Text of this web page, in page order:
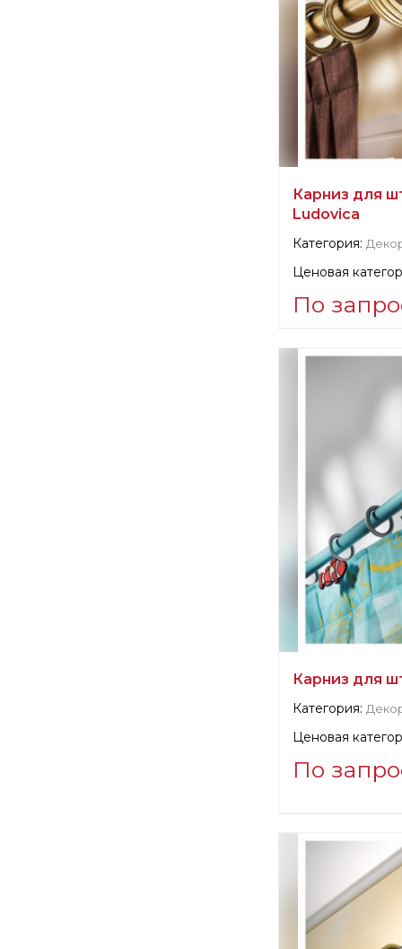
Карниз для
Ludovica
Категория:
Ценовая
По
Информация о
Casa Valentina
Карниз для
Категория:
Ценовая
По
Casa Valentina
Производитель: